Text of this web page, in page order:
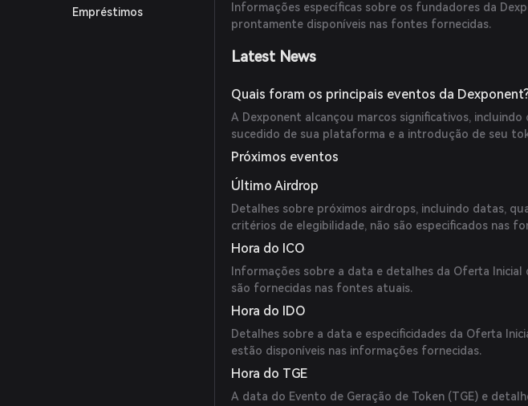
Empréstimos
Informações específicas sobre os fundadores da
prontamente disponíveis nas fontes fornecidas.
Latest News
Quais foram os principais eventos da
A Dexponent alcançou marcos significativos,
sucedido de sua plataforma e a introdução de seu
Próximos eventos
Último Airdrop
Detalhes sobre próximos airdrops, incluindo datas,
critérios de elegibilidade, não são especificados nas
Hora do ICO
Informações sobre a data e detalhes da Oferta Inicial
são fornecidas nas fontes atuais.
Hora do IDO
Detalhes sobre a data e especificidades da Oferta
estão disponíveis nas informações fornecidas.
Hora do TGE
A data do Evento de Geração de Token (TGE) e